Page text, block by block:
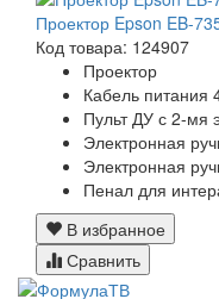
Проектор Epson EB-
Код товара: 124907
Проектор
Кабель питания
Пульт ДУ с 2-мя
Электронная
Электронная
Пенал для
В избранное
Сравнить